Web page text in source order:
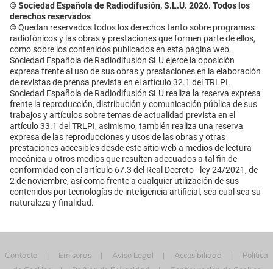
© Sociedad Española de Radiodifusión, S.L.U. 2026. Todos los
derechos reservados
© Quedan reservados todos los derechos tanto sobre programas
radiofónicos y las obras y prestaciones que formen parte de ellos,
como sobre los contenidos publicados en esta página web.
Sociedad Española de Radiodifusión SLU ejerce la oposición
expresa frente al uso de sus obras y prestaciones en la elaboración
de revistas de prensa prevista en el artículo 32.1 del TRLPI.
Sociedad Española de Radiodifusión SLU realiza la reserva expresa
frente la reproducción, distribución y comunicación pública de sus
trabajos y artículos sobre temas de actualidad prevista en el
artículo 33.1 del TRLPI, asimismo, también realiza una reserva
expresa de las reproducciones y usos de las obras y otras
prestaciones accesibles desde este sitio web a medios de lectura
mecánica u otros medios que resulten adecuados a tal fin de
conformidad con el artículo 67.3 del Real Decreto - ley 24/2021, de
2 de noviembre, así como frente a cualquier utilización de sus
contenidos por tecnologías de inteligencia artificial, sea cual sea su
naturaleza y finalidad.
Contacta Emisoras Aviso Legal Accesibilidad
Política